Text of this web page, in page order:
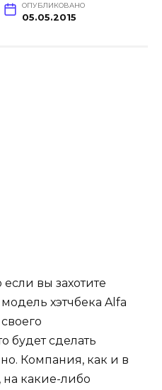
ОПУБЛИКОВАНО
05.05.2015
если вы захотите
хэтчбека Alfa
будет сделать
Компания, как и в
какие-либо